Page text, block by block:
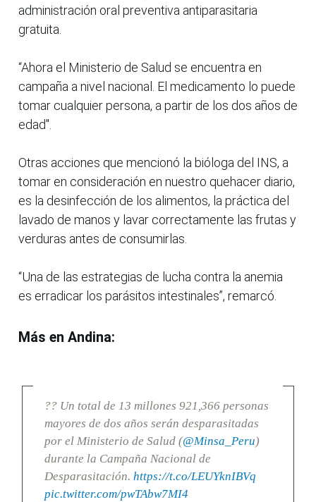
administración oral preventiva antiparasitaria
gratuita.
“Ahora el Ministerio de Salud se encuentra en
campaña a nivel nacional. El medicamento lo puede
tomar cualquier persona, a partir de los dos años de
edad".
Otras acciones que mencionó la bióloga del INS, a
tomar en consideración en nuestro quehacer diario,
es la desinfección de los alimentos, la práctica del
lavado de manos y lavar correctamente las frutas y
verduras antes de consumirlas.
“Una de las estrategias de lucha contra la anemia
es erradicar los parásitos intestinales”, remarcó.
Más en Andina:
?? Un total de 13 millones 921,366 personas
mayores de dos años serán desparasitadas
por el Ministerio de Salud (@Minsa_Peru)
durante la Campaña Nacional de
Desparasitación. https://t.co/LEUYknIBVq
pic.twitter.com/pwTAbw7MI4